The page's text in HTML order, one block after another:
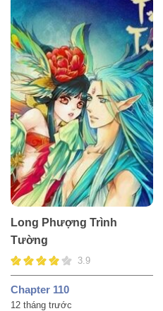
Long Phượng Trình
Tường
3.9
Chapter 110
12 tháng trước